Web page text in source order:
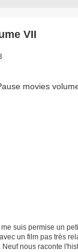
VII
suis permise un
un film pas très
nous raconte